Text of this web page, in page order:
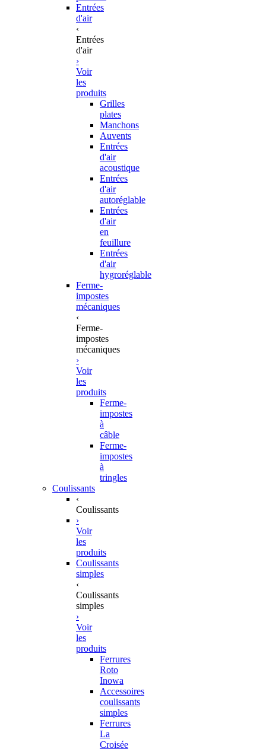
Entrées
d'air
‹
Entrées
d'air
›
Voir
les
produits
Grilles
plates
Manchons
Auvents
Entrées
d'air
acoustique
Entrées
d'air
autoréglable
Entrées
d'air
en
feuillure
Entrées
d'air
hygroréglable
Ferme-
impostes
mécaniques
‹
Ferme-
impostes
mécaniques
›
Voir
les
produits
Ferme-
impostes
à
câble
Ferme-
impostes
à
tringles
Coulissants
‹
Coulissants
›
Voir
les
produits
Coulissants
simples
‹
Coulissants
simples
›
Voir
les
produits
Ferrures
Roto
Inowa
Accessoires
coulissants
simples
Ferrures
La
Croisée